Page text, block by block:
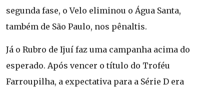
segunda fase, o Velo eliminou o Água Santa,
também de São Paulo, nos pênaltis.
Já o Rubro de Ijuí faz uma campanha acima do
esperado. Após vencer o título do Troféu
Farroupilha, a expectativa para a Série D era